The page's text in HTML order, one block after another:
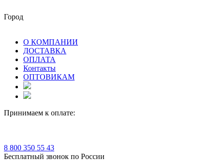
Город
О КОМПАНИИ
ДОСТАВКА
ОПЛАТА
Контакты
ОПТОВИКАМ
Принимаем к оплате:
8 800 350 55 43
Бесплатный звонок по России